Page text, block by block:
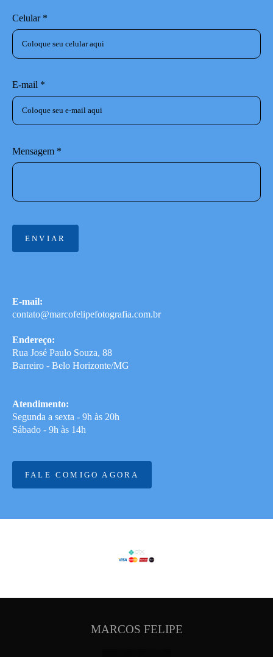
Celular *
E-mail *
Mensagem *
ENVIAR
E-mail:
contato@marcofelipefotografia.com.br
Endereço:
Rua José Paulo Souza, 88
Barreiro - Belo Horizonte/MG
Atendimento:
Segunda a sexta - 9h às 20h
Sábado - 9h às 14h
FALE COMIGO AGORA
MARCOS FELIPE